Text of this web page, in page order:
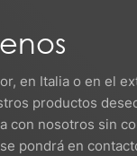
en Italia o en el
productos
con nosotros sin
pondrá en